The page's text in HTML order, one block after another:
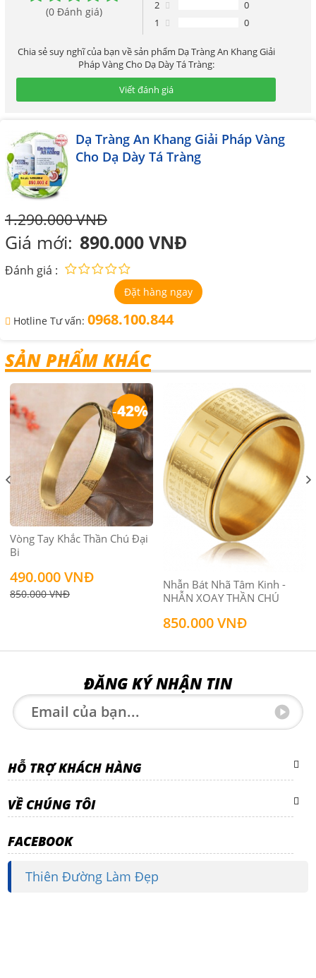
(0 Đánh giá)
2
0
1
0
Chia sẻ suy nghĩ của bạn về sản phẩm Dạ Tràng An Khang Giải
Pháp Vàng Cho Dạ Dày Tá Tràng:
Viết đánh giá
Dạ Tràng An Khang Giải Pháp Vàng
Cho Dạ Dày Tá Tràng
1.290.000 VNĐ
Giá mới: 890.000 VNĐ
Đánh giá :
Đặt hàng ngay
Hotline Tư vấn: 0968.100.844
SẢN PHẨM KHÁC
Vòng Tay Khắc Thần Chú Đại
Bi
490.000 VNĐ
850.000 VNĐ
-42%
Nhẫn Bát Nhã Tâm Kinh -
NHẪN XOAY THẦN CHÚ
850.000 VNĐ
ĐĂNG KÝ NHẬN TIN
HỖ TRỢ KHÁCH HÀNG
VỀ CHÚNG TÔI
FACEBOOK
Thiên Đường Làm Đẹp